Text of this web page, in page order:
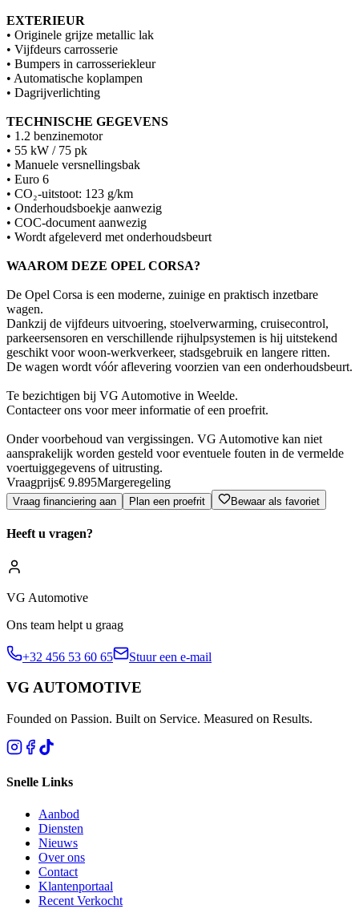
EXTERIEUR
• Originele grijze metallic lak
• Vijfdeurs carrosserie
• Bumpers in carrosseriekleur
• Automatische koplampen
• Dagrijverlichting
TECHNISCHE GEGEVENS
• 1.2 benzinemotor
• 55 kW / 75 pk
• Manuele versnellingsbak
• Euro 6
• CO₂-uitstoot: 123 g/km
• Onderhoudsboekje aanwezig
• COC-document aanwezig
• Wordt afgeleverd met onderhoudsbeurt
WAAROM DEZE OPEL CORSA?
De Opel Corsa is een moderne, zuinige en praktisch inzetbare
wagen.
Dankzij de vijfdeurs uitvoering, stoelverwarming, cruisecontrol,
parkeersensoren en verschillende rijhulpsystemen is hij uitstekend
geschikt voor woon-werkverkeer, stadsgebruik en langere ritten.
De wagen wordt vóór aflevering voorzien van een onderhoudsbeurt.
Te bezichtigen bij VG Automotive in Weelde.
Contacteer ons voor meer informatie of een proefrit.
Onder voorbehoud van vergissingen. VG Automotive kan niet
aansprakelijk worden gesteld voor eventuele fouten in de vermelde
voertuiggegevens of uitrusting.
Vraagprijs€ 9.895Margeregeling
Vraag financiering aan Plan een proefrit Bewaar als favoriet
Heeft u vragen?
VG Automotive
Ons team helpt u graag
+32 456 53 60 65 Stuur een e-mail
VG AUTOMOTIVE
Founded on Passion. Built on Service. Measured on Results.
Snelle Links
Aanbod
Diensten
Nieuws
Over ons
Contact
Klantenportaal
Recent Verkocht